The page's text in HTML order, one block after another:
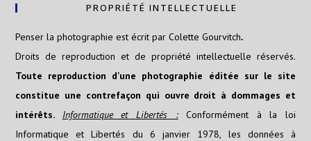
PROPRIÉTÉ INTELLECTUELLE
Penser la photographie est écrit par Colette Gourvitch.
Droits de reproduction et de propriété intellectuelle réservés.
Toute reproduction d'une photographie éditée sur le site
constitue une contrefaçon qui ouvre droit à dommages et
intérêts. Informatique et Libertés :
Conformément à la loi
Informatique et Libertés du 6 janvier 1978, les données à